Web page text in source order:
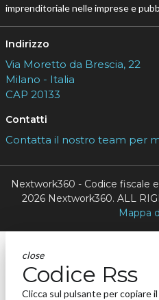
imprenditoriale nelle imprese e
Indirizzo
Via Moretto da Brescia, 22
Milano - Italia
CAP 20133
Contatti
Contatta il nostro team per
Nextwork360 - Codice fiscale
2026 Nextwork360. ALL
Mappa
close
Codice Rss
Clicca sul pulsante per copiare il